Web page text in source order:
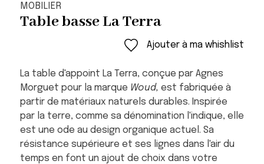
MOBILIER
Table basse La Terra
Ajouter à ma whishlist
La table d'appoint La Terra, conçue par Agnes
Morguet pour la marque Woud, est fabriquée à
partir de matériaux naturels durables. Inspirée
par la terre, comme sa dénomination l'indique, elle
est une ode au design organique actuel. Sa
résistance supérieure et ses lignes dans l'air du
temps en font un ajout de choix dans votre